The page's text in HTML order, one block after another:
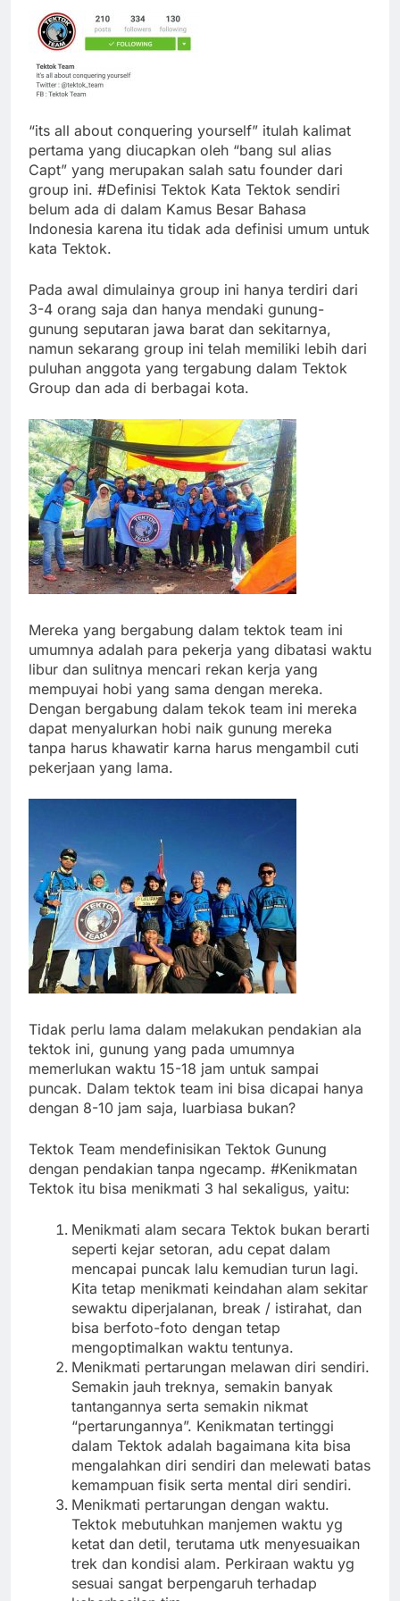
“its all about conquering yourself” itulah kalimat
pertama yang diucapkan oleh “bang sul alias
Capt” yang merupakan salah satu founder dari
group ini. #Definisi Tektok Kata Tektok sendiri
belum ada di dalam Kamus Besar Bahasa
Indonesia karena itu tidak ada definisi umum untuk
kata Tektok.
Pada awal dimulainya group ini hanya terdiri dari
3-4 orang saja dan hanya mendaki gunung-
gunung seputaran jawa barat dan sekitarnya,
namun sekarang group ini telah memiliki lebih dari
puluhan anggota yang tergabung dalam Tektok
Group dan ada di berbagai kota.
Mereka yang bergabung dalam tektok team ini
umumnya adalah para pekerja yang dibatasi waktu
libur dan sulitnya mencari rekan kerja yang
mempuyai hobi yang sama dengan mereka.
Dengan bergabung dalam tekok team ini mereka
dapat menyalurkan hobi naik gunung mereka
tanpa harus khawatir karna harus mengambil cuti
pekerjaan yang lama.
Tidak perlu lama dalam melakukan pendakian ala
tektok ini, gunung yang pada umumnya
memerlukan waktu 15-18 jam untuk sampai
puncak. Dalam tektok team ini bisa dicapai hanya
dengan 8-10 jam saja, luarbiasa bukan?
Tektok Team mendefinisikan Tektok Gunung
dengan pendakian tanpa ngecamp. #Kenikmatan
Tektok itu bisa menikmati 3 hal sekaligus, yaitu:
Menikmati alam secara Tektok bukan berarti
seperti kejar setoran, adu cepat dalam
mencapai puncak lalu kemudian turun lagi.
Kita tetap menikmati keindahan alam sekitar
sewaktu diperjalanan, break / istirahat, dan
bisa berfoto-foto dengan tetap
mengoptimalkan waktu tentunya.
Menikmati pertarungan melawan diri sendiri.
Semakin jauh treknya, semakin banyak
tantangannya serta semakin nikmat
“pertarungannya”. Kenikmatan tertinggi
dalam Tektok adalah bagaimana kita bisa
mengalahkan diri sendiri dan melewati batas
kemampuan fisik serta mental diri sendiri.
Menikmati pertarungan dengan waktu.
Tektok mebutuhkan manjemen waktu yg
ketat dan detil, terutama utk menyesuaikan
trek dan kondisi alam. Perkiraan waktu yg
sesuai sangat berpengaruh terhadap